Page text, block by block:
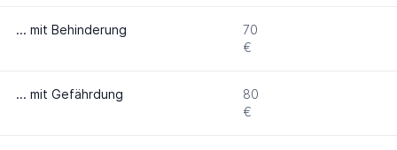
... mit Behinderung
70
€
... mit Gefährdung
80
€